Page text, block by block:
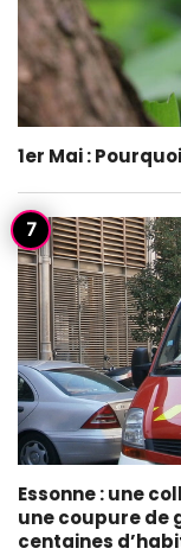
1er Mai :
Essonne : une
une coupure de
centaines